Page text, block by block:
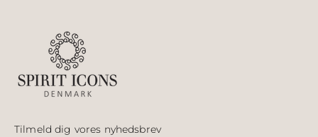
Tilmeld dig vores nyhedsbrev